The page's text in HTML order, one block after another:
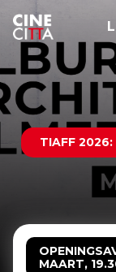
TIAFF 2026:
MAART,